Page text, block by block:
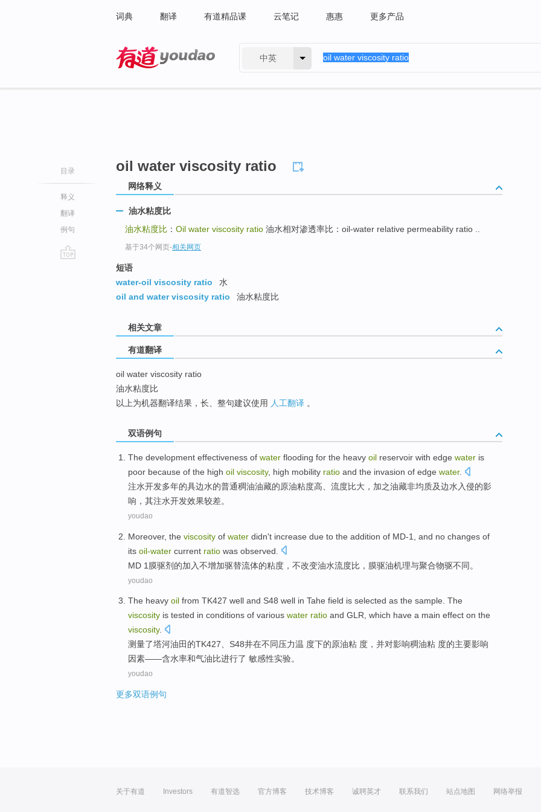
词典 翻译 有道精品课 云笔记 惠惠 更多产品
中英
目录
释义
翻译
例句
oil water viscosity ratio
网络释义
油水粘度比
油水粘度比 ： Oil water viscosity ratio 油水相对渗透率比：oil-water relative permeability ratio ..
基于34个网页-相关网页
短语
water-oil viscosity ratio
水
oil and water viscosity ratio
油水粘度比
相关文章
有道翻译
oil water viscosity ratio
油水粘度比
以上为机器翻译结果，长、整句建议使用 人工翻译 。
双语例句
The development effectiveness of water flooding for the heavy oil reservoir with edge water is
poor because of the high oil viscosity, high mobility ratio and the invasion of edge water.
注水开发多年的具边水的普通稠油油藏的原油粘度高 流度比大 ，加之油藏非均质及边水 入侵的影
响， 其注水开发效果较差。
youdao
Moreover, the viscosity of water didn't increase due to the addition of MD-1 , and no changes of
its oil-water current ratio was observed.
MD 1膜驱剂 的加入不增加驱替流体的粘度 ， 不改变油水流度比 ，膜驱油机理与聚合物驱不同。
youdao
The heavy oil from TK427 well and S48 well in Tahe field is selected as the sample. The
viscosity is tested in conditions of various water ratio and GLR, which have a main effect on the
viscosity.
测量了塔河油田 的TK427、 S48井在不同压力温 度下的原油粘 度， 并对影响稠油粘 度的主要影响
因素——含水率和气油比进行了 敏感性实验。
youdao
更多双语例句
关于有道 Investors 有道智选 官方博客 技术博客 诚聘英才 联系我们 站点地图 网络举报